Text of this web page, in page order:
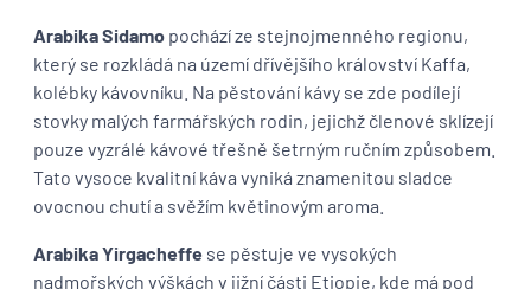
Arabika Sidamo pochází ze stejnojmenného regionu,
který se rozkládá na území dřívějšího království Kaffa,
kolébky kávovníku. Na pěstování kávy se zde podílejí
stovky malých farmářských rodin, jejichž členové sklízejí
pouze vyzrálé kávové třešně šetrným ručním způsobem.
Tato vysoce kvalitní káva vyniká znamenitou sladce
ovocnou chutí a svěžím květinovým aroma.
Arabika Yirgacheffe se pěstuje ve vysokých
nadmořských výškách v jižní části Etiopie, kde má pod